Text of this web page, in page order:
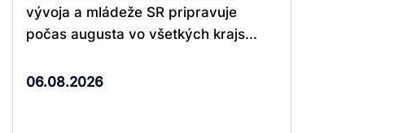
vývoja a mládeže SR pripravuje
počas augusta vo všetkých krajs...
06.08.2026